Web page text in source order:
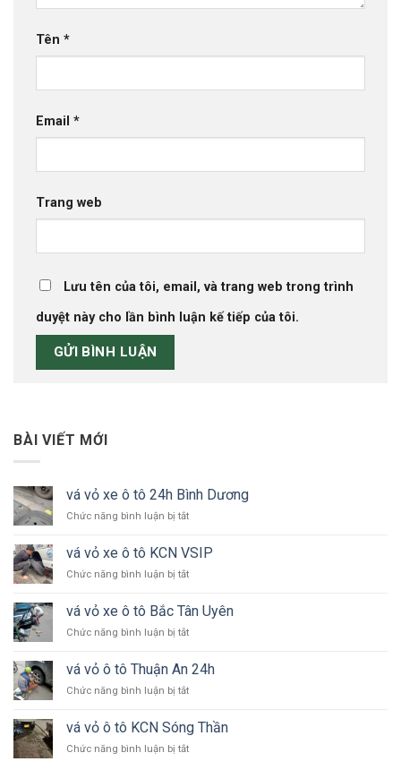
Tên *
Email *
Trang web
Lưu tên của tôi, email, và trang web trong trình
duyệt này cho lần bình luận kế tiếp của tôi.
BÀI VIẾT MỚI
vá vỏ xe ô tô 24h Bình Dương
Chức năng bình luận bị tắtở
vỏ
xe
ô
24h
Dương
vá vỏ xe ô tô KCN VSIP
Chức năng bình luận bị tắtở
vỏ
xe
ô
KCN
vá vỏ xe ô tô Bắc Tân Uyên
Chức năng bình luận bị tắtở
vỏ
xe
ô
Bắc
Tân
Uyên
vá vỏ ô tô Thuận An 24h
Chức năng bình luận bị tắtở
ô
tô
vá vỏ ô tô KCN Sóng Thần
Chức năng bình luận bị tắtở